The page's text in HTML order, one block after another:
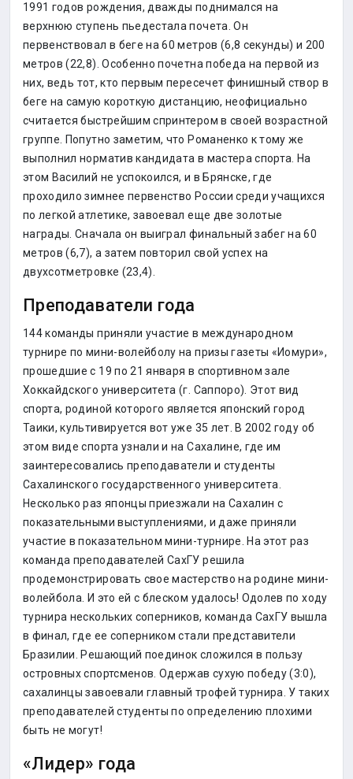
1991 годов рождения, дважды поднимался на
верхнюю ступень пьедестала почета. Он
первенствовал в беге на 60 метров (6,8 секунды) и 200
метров (22,8). Особенно почетна победа на первой из
них, ведь тот, кто первым пересечет финишный створ в
беге на самую короткую дистанцию, неофициально
считается быстрейшим спринтером в своей возрастной
группе. Попутно заметим, что Романенко к тому же
выполнил норматив кандидата в мастера спорта. На
этом Василий не успокоился, и в Брянске, где
проходило зимнее первенство России среди учащихся
по легкой атлетике, завоевал еще две золотые
награды. Сначала он выиграл финальный забег на 60
метров (6,7), а затем повторил свой успех на
двухсотметровке (23,4).
Преподаватели года
144 команды приняли участие в международном
турнире по мини-волейболу на призы газеты «Иомури»,
прошедшие с 19 по 21 января в спортивном зале
Хоккайдского университета (г. Саппоро). Этот вид
спорта, родиной которого является японский город
Таики, культивируется вот уже 35 лет. В 2002 году об
этом виде спорта узнали и на Сахалине, где им
заинтересовались преподаватели и студенты
Сахалинского государственного университета.
Несколько раз японцы приезжали на Сахалин с
показательными выступлениями, и даже приняли
участие в показательном мини-турнире. На этот раз
команда преподавателей СахГУ решила
продемонстрировать свое мастерство на родине мини-
волейбола. И это ей с блеском удалось! Одолев по ходу
турнира нескольких соперников, команда СахГУ вышла
в финал, где ее соперником стали представители
Бразилии. Решающий поединок сложился в пользу
островных спортсменов. Одержав сухую победу (3:0),
сахалинцы завоевали главный трофей турнира. У таких
преподавателей студенты по определению плохими
быть не могут!
«Лидер» года